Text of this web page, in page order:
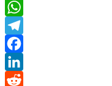
Twitter
WhatsApp
Telegram
Facebook
LinkedIn